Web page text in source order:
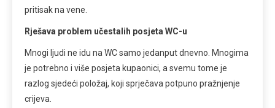
pritisak na vene.
Rješava problem učestalih posjeta WC-u
Mnogi ljudi ne idu na WC samo jedanput dnevno. Mnogima
je potrebno i više posjeta kupaonici, a svemu tome je
razlog sjedeći položaj, koji sprječava potpuno pražnjenje
crijeva.